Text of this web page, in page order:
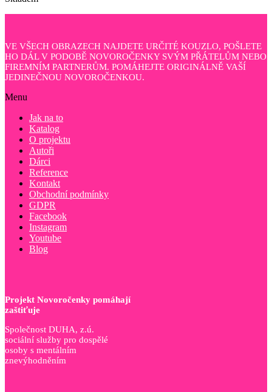
VE VŠECH OBRAZECH NAJDETE URČITÉ KOUZLO, POŠLETE
HO DÁL V PODOBĚ NOVOROČENKY SVÝM PŘÁTELŮM NEBO
FIREMNÍM PARTNERŮM. POMÁHEJTE ORIGINÁLNĚ VAŠÍ
JEDINEČNOU NOVOROČENKOU.
Menu
Jak na to
Katalog
O projektu
Autoři
Dárci
Reference
Kontakt
Obchodní podmínky
GDPR
Facebook
Instagram
Youtube
Blog
Projekt Novoročenky pomáhají
zaštiťuje
Společnost DUHA, z.ú.
sociální služby pro dospělé
osoby s mentálním
znevýhodněním